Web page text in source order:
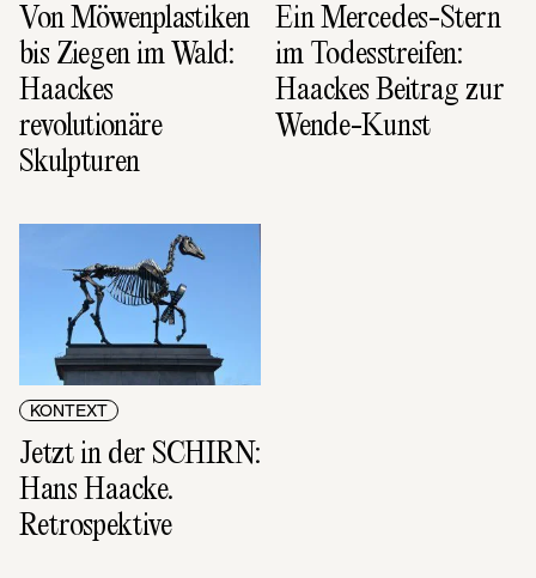
Von Möwenplastiken
bis Ziegen im Wald:
Haackes
revolutionäre
Skulpturen
Ein Mercedes-Stern
im Todesstreifen:
Haackes Beitrag zur
Wende-Kunst
KONTEXT
Jetzt in der SCHIRN:
Hans Haacke.
Retrospektive